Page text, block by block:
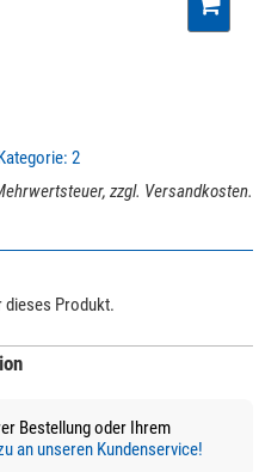
2
zzgl. Versandkosten.
dieses Produkt.
Bestellung oder Ihrem
an unseren Kundenservice!